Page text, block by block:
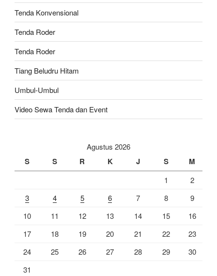
Tenda Konvensional
Tenda Roder
Tenda Roder
Tiang Beludru Hitam
Umbul-Umbul
Video Sewa Tenda dan Event
Agustus 2026
S S R K J S M
1
2
3
4 5 6 7 8
9
10
11 12 13 14 15
16
17
18 19 20 21 22
23
24
25 26 27 28 29
30
31